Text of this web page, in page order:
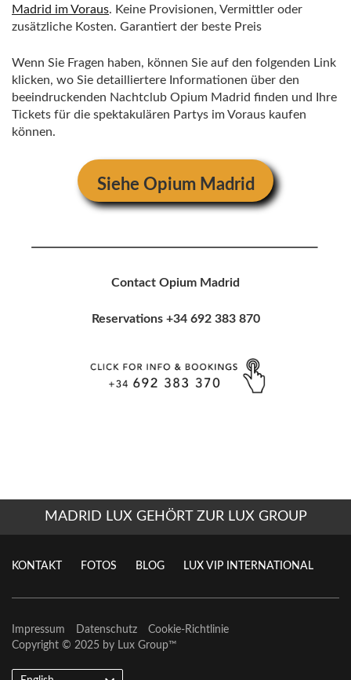
Madrid im Voraus. Keine Provisionen, Vermittler oder
zusätzliche Kosten. Garantiert der beste Preis
Wenn Sie Fragen haben, können Sie auf den folgenden Link
klicken, wo Sie detailliertere Informationen über den
beeindruckenden Nachtclub Opium Madrid finden und Ihre
Tickets für die spektakulären Partys im Voraus kaufen
können.
Siehe Opium Madrid
Contact Opium Madrid
Reservations +34 692 383 870
MADRID LUX GEHÖRT ZUR LUX GROUP
KONTAKT FOTOS BLOG LUX VIP INTERNATIONAL
Impressum Datenschutz
Cookie-Richtlinie
Copyright © 2025 by Lux Group™